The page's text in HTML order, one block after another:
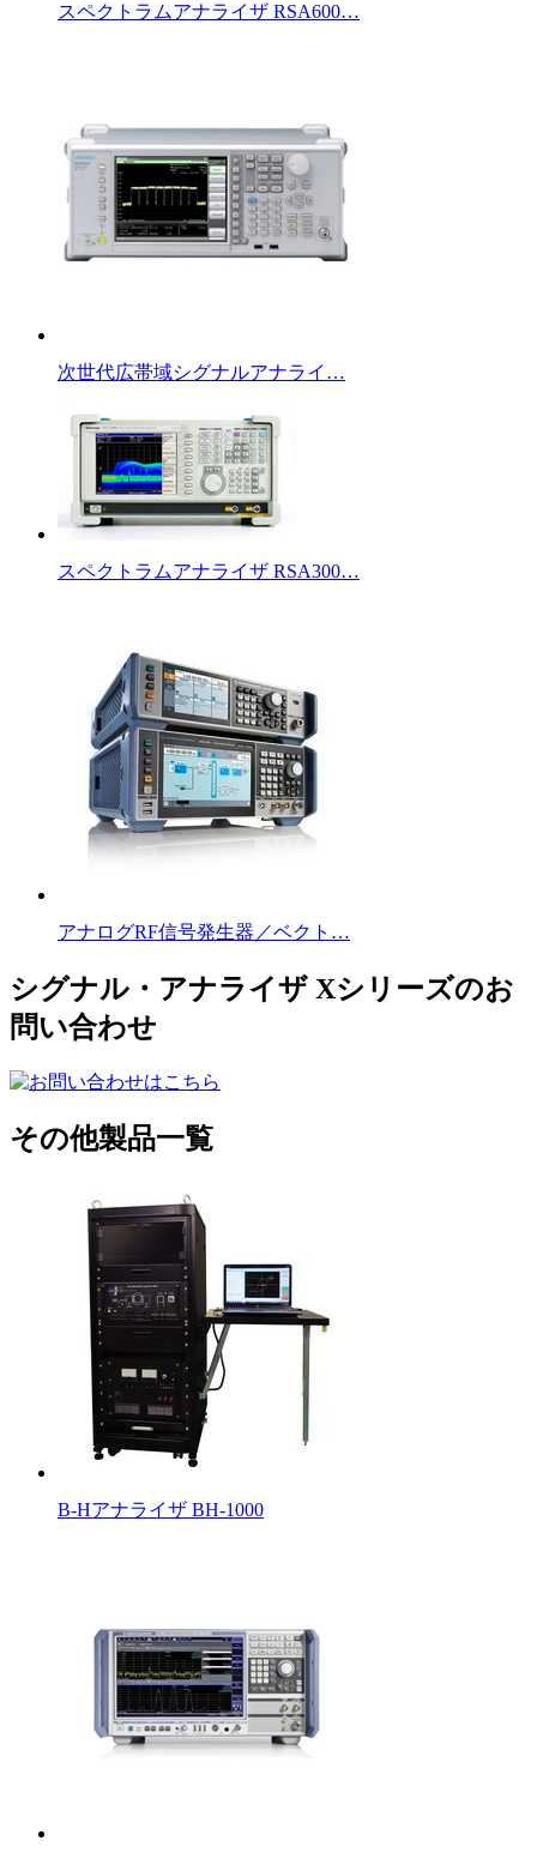
スペクトラムアナライザ RSA600…
次世代広帯域シグナルアナライ…
スペクトラムアナライザ RSA300…
アナログRF信号発生器／ベクト…
シグナル・アナライザ Xシリーズのお
問い合わせ
その他製品一覧
B-Hアナライザ BH-1000